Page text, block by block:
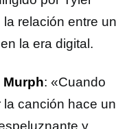
relación entre un
la era digital.
Murph: «Cuando
canción hace un
y